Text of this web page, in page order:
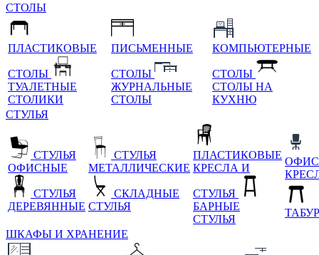
СТОЛЫ
ПЛАСТИКОВЫЕ
СТОЛЫ
ТУАЛЕТНЫЕ
СТОЛИКИ
ПИСЬМЕННЫЕ
СТОЛЫ
ЖУРНАЛЬНЫЕ
СТОЛЫ
КОМПЬЮТЕРНЫЕ
СТОЛЫ
СТОЛЫ НА
КУХНЮ
СТУЛЬЯ
СТУЛЬЯ
ОФИСНЫЕ
СТУЛЬЯ
ДЕРЕВЯННЫЕ
СТУЛЬЯ
МЕТАЛЛИЧЕСКИЕ
СКЛАДНЫЕ
СТУЛЬЯ
ПЛАСТИКОВЫЕ
КРЕСЛА И
СТУЛЬЯ
БАРНЫЕ
СТУЛЬЯ
ШКАФЫ И ХРАНЕНИЕ